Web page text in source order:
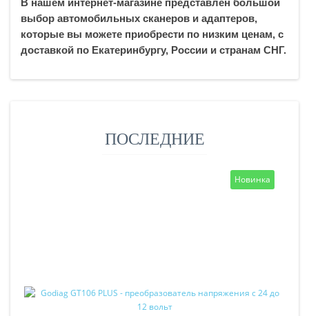
В нашем интернет-магазине представлен большой
выбор автомобильных сканеров и адаптеров,
которые вы можете приобрести по низким ценам, с
доставкой по Екатеринбургу, России и странам СНГ.
ПОСЛЕДНИЕ
Новинка